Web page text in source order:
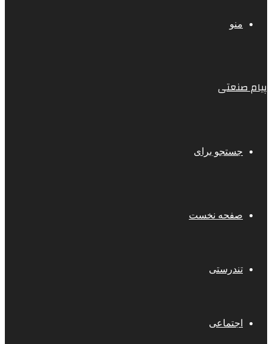
منو
پیام صنعتی
جستجو برای
صفحه نخست
تندرستی
اجتماعی